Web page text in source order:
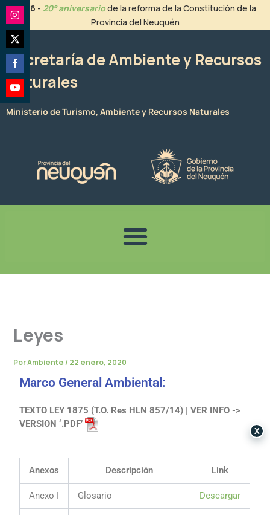
contenido
2026 - 20° aniversariode la reforma de la Constitución de la
Provincia del Neuquén
Secretaría de Ambiente y Recursos
Naturales
Ministerio de Turismo, Ambiente y Recursos Naturales
Leyes
PorAmbiente/22 enero, 2020
Marco General Ambiental:
TEXTO LEY 1875 (T.O. Res HLN 857/14) | VER INFO ->
VERSION ‘.PDF’
Anexos Descripción Link
Anexo I Glosario Descargar
Share
on
Instagram
Share
on
Twitter
Share
on
Facebook
Share
on
X